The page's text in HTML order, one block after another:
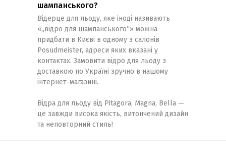
шампанського?
Відерце для льоду, яке іноді називають
«„відро для шампанського“» можна
придбати в Києві в одному з салонів
Posudmeister, адреси яких вказані у
контактах. Замовити відро для льоду з
доставкою по Україні зручно в нашому
інтернет-магазині.
Відра для льоду від Pitagora, Magna, Bella —
це завжди висока якість, витончений дизайн
та неповторний стиль!